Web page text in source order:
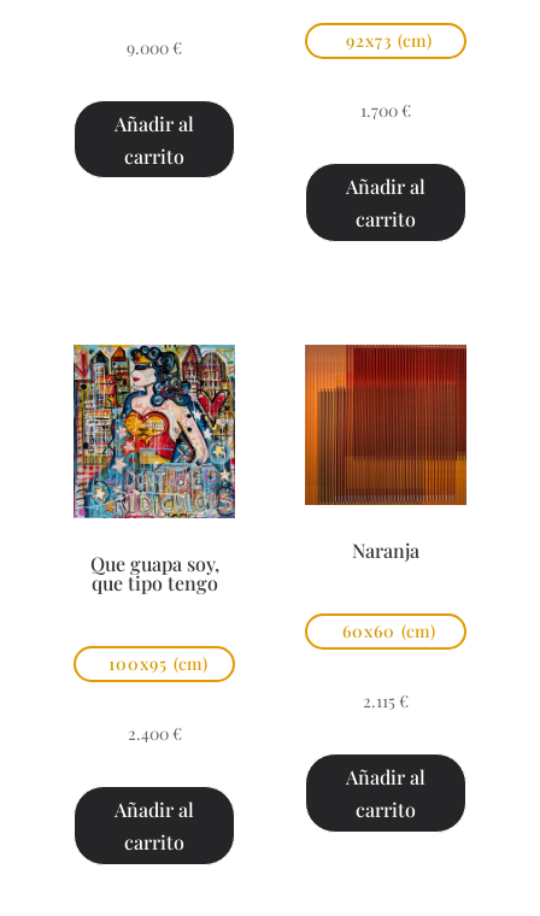
9.000 €
Añadir al
carrito
92x73 (cm)
1.700 €
Añadir al
carrito
Que guapa soy,
que tipo tengo
100x95 (cm)
2.400 €
Añadir al
carrito
Naranja
60x60 (cm)
2.115 €
Añadir al
carrito